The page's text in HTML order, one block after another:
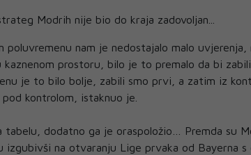
Modrih nije bio do kraja zadovoljan...
poluvremenu nam je nedostajalo malo uvjerenja,
kaznenom prostoru, bilo je to premalo da bi
je to bilo bolje, zabili smo prvi, a zatim iz
kontrolom, istaknuo je.
tabelu, dodatno ga je oraspoložio… Premda su
izgubivši na otvaranju Lige prvaka od Bayerna